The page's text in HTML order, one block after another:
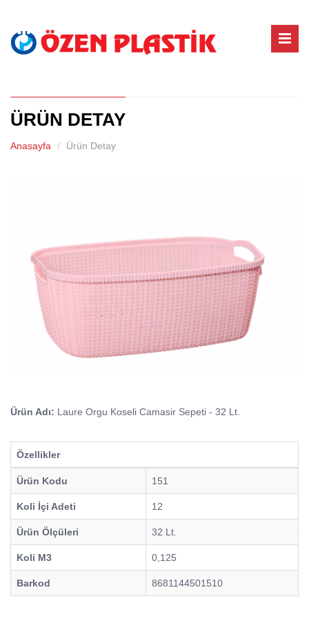
ÜRÜN DETAY
Anasayfa Ürün Detay
Ürün Adı: Laure Orgu Koseli Camasir Sepeti - 32 Lt.
Özellikler
Ürün Kodu 151
Koli İçi Adeti 12
Ürün Ölçüleri 32 Lt.
Koli M3 0,125
Barkod 8681144501510